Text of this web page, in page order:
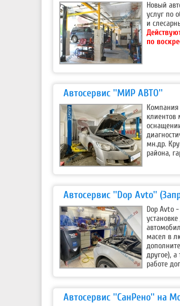
Новый
услуг по
и
по
Автосервис ''МИР АВТО''
Компания
клиентов
мн.др.
района,
Автосервис ''Dop Avto''
Dop Avto
масел в
другое),
работе
Автосервис ''СанРено'' на